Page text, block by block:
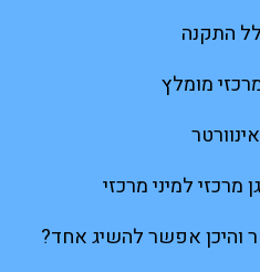
התקנה
מומלץ
מרכזי למיני מרכזי
והיכן אפשר להשיג אחד?